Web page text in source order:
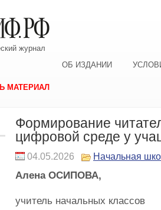
журнал
ОБ ИЗДАНИИ
МАТЕРИАЛ
Формирование
цифровой среде у
04.05.2026 Начальная
Алена ОСИПОВА,
учитель начальных классов